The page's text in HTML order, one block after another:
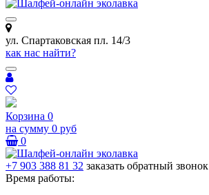
ул. Спартаковская пл. 14/3
как нас найти?
Корзина 0
на сумму 0 руб
0
+7 903 388 81 32 заказать обратный звонок
Время работы: